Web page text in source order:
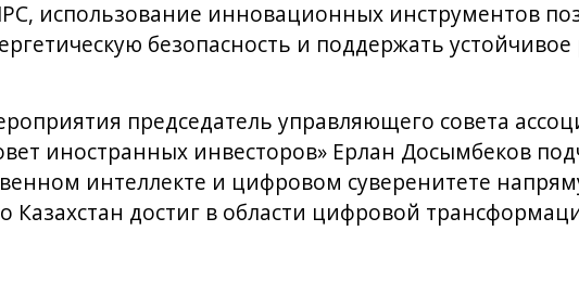
использование инновационных инструментов
безопасность и поддержать устойчивое
председатель управляющего совета
иностранных инвесторов» Ерлан Досымбеков
интеллекте и цифровом суверенитете
Казахстан достиг в области цифровой